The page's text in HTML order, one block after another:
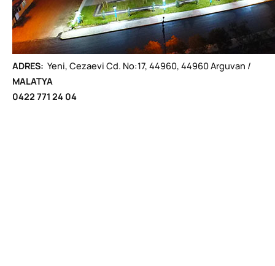
ADRES: Yeni, Cezaevi Cd. No:17, 44960, 44960 Arguvan /
MALATYA
0422 771 24 04